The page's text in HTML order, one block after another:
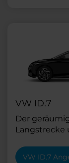
VW ID.7
Der
Langstrecke
VW ID.7